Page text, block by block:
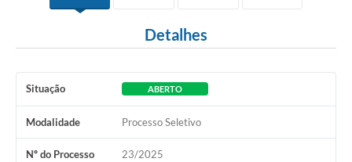
Detalhes
Situação ABERTO
Modalidade Processo Seletivo
Nº do Processo 23/2025